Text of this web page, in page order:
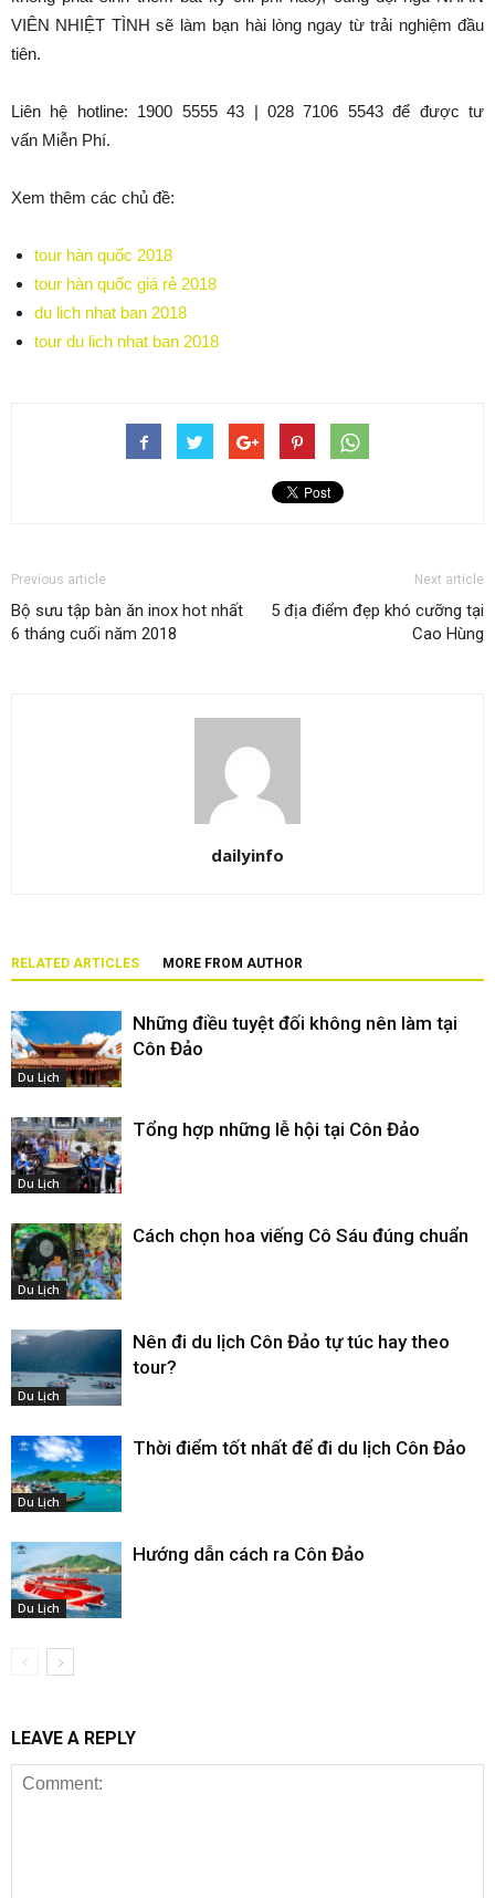
VIÊN NHIỆT TÌNH sẽ làm bạn hài lòng ngay từ trải nghiệm đầu
tiên.
Liên hệ hotline: 1900 5555 43 | 028 7106 5543 để được tư
vấn Miễn Phí.
Xem thêm các chủ đề:
tour hàn quốc 2018
tour hàn quốc giá rẻ 2018
du lich nhat ban 2018
tour du lich nhat ban 2018
Previous article
Bộ sưu tập bàn ăn inox hot nhất
6 tháng cuối năm 2018
Next article
5 địa điểm đẹp khó cưỡng tại
Cao Hùng
dailyinfo
RELATED ARTICLES MORE FROM AUTHOR
Du Lịch
Những điều tuyệt đối không nên làm tại
Côn Đảo
Du Lịch
Tổng hợp những lễ hội tại Côn Đảo
Du Lịch
Cách chọn hoa viếng Cô Sáu đúng chuẩn
Du Lịch
Nên đi du lịch Côn Đảo tự túc hay theo
tour?
Du Lịch
Thời điểm tốt nhất để đi du lịch Côn Đảo
Du Lịch
Hướng dẫn cách ra Côn Đảo
LEAVE A REPLY